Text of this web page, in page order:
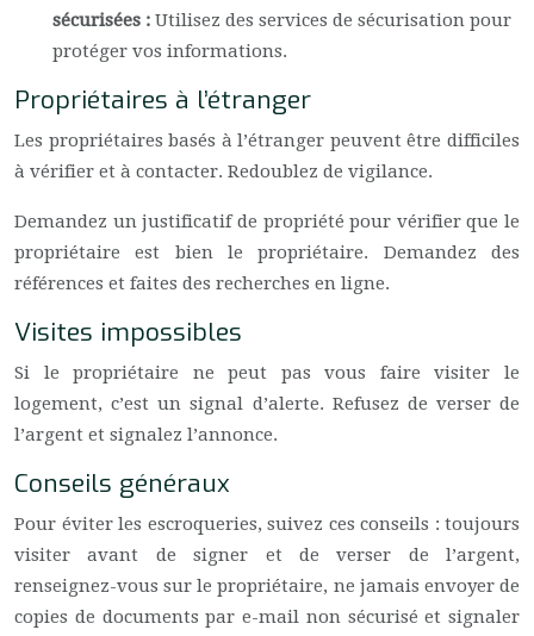
sécurisées : Utilisez des services de sécurisation pour
protéger vos informations.
Propriétaires à l’étranger
Les propriétaires basés à l’étranger peuvent être difficiles
à vérifier et à contacter. Redoublez de vigilance.
Demandez un justificatif de propriété pour vérifier que le
propriétaire est bien le propriétaire. Demandez des
références et faites des recherches en ligne.
Visites impossibles
Si le propriétaire ne peut pas vous faire visiter le
logement, c’est un signal d’alerte. Refusez de verser de
l’argent et signalez l’annonce.
Conseils généraux
Pour éviter les escroqueries, suivez ces conseils : toujours
visiter avant de signer et de verser de l’argent,
renseignez-vous sur le propriétaire, ne jamais envoyer de
copies de documents par e-mail non sécurisé et signaler